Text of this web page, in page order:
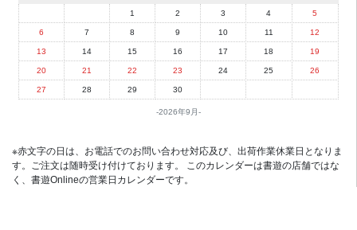
2026年9月
1 2 3 4 5
6 7 8 9 10 11 12
13 14 15 16 17 18 19
20 21 22 23 24 25 26
27 28 29 30
※赤文字の日は、お電話でのお問い合わせ対応及び、出荷作業休業日となりま
す。ご注文は随時受け付けております。 このカレンダーは書遊の店舗ではな
く、書遊Onlineの営業日カレンダーです。